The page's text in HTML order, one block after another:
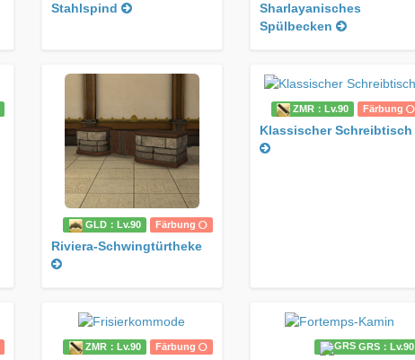
Stahlspind
Sharlayanisches
Spülbecken
GLD：Lv.90 Färbung
Riviera-Schwingtürtheke
ZMR：Lv.90 Färbung
Klassischer Schreibtisch
ZMR：Lv.90 Färbung GRS：Lv.90